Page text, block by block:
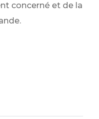
concerné et de la